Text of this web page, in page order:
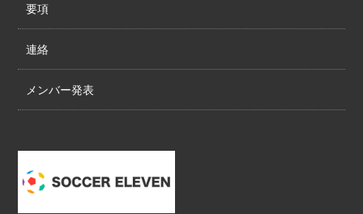
要項
連絡
メンバー発表